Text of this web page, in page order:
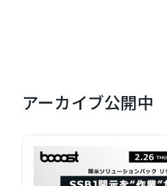
アーカイブ公開中